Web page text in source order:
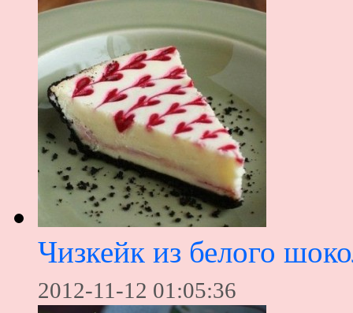
Чизкейк из белого
2012-11-12 01:05:36